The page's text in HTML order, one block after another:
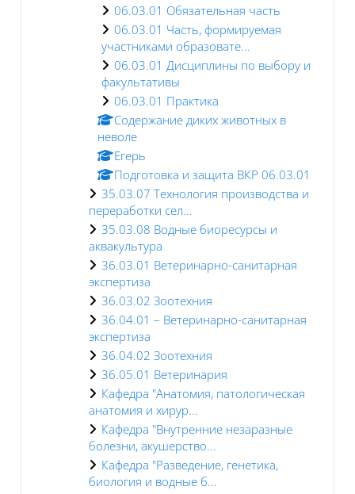
06.03.01 Обязательная часть
06.03.01 Часть, формируемая
участниками образовате...
06.03.01 Дисциплины по выбору и
факультативы
06.03.01 Практика
Содержание диких животных в
неволе
Егерь
Подготовка и защита ВКР 06.03.01
35.03.07 Технология производства и
переработки сел...
35.03.08 Водные биоресурсы и
аквакультура
36.03.01 Ветеринарно-санитарная
экспертиза
36.03.02 Зоотехния
36.04.01 – Ветеринарно-санитарная
экспертиза
36.04.02 Зоотехния
36.05.01 Ветеринария
Кафедра "Анатомия, патологическая
анатомия и хирур...
Кафедра "Внутренние незаразные
болезни, акушерство...
Кафедра "Разведение, генетика,
биология и водные б...